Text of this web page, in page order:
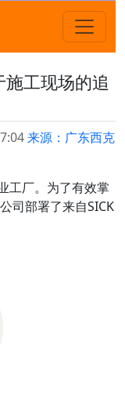
工现场的追
来源：广东西克
厂。为了有效掌
司部署了来自SICK